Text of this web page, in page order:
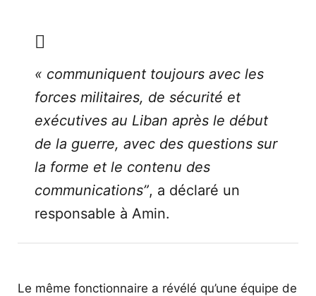
« communiquent toujours avec les
forces militaires, de sécurité et
exécutives au Liban après le début
de la guerre, avec des questions sur
la forme et le contenu des
communications”, a déclaré un
responsable à Amin.
Le même fonctionnaire a révélé qu’une équipe de